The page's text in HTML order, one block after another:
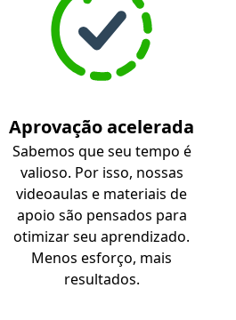
Aprovação acelerada
Sabemos que seu tempo é
valioso. Por isso, nossas
videoaulas e materiais de
apoio são pensados para
otimizar seu aprendizado.
Menos esforço, mais
resultados.